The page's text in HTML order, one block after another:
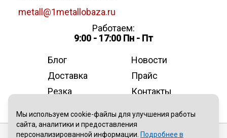
metall@1metallobaza.ru
Работаем:
9:00 - 17:00 Пн - Пт
Блог
Новости
Доставка
Прайс
Резка
Контакты
Мы используем cookie-файлы для улучшения работы
сайта, аналитики и предоставления
персонализированной информации. Подробнее в